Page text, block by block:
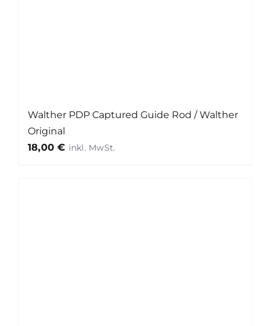
Walther PDP Captured Guide Rod / Walther
Original
18,00€